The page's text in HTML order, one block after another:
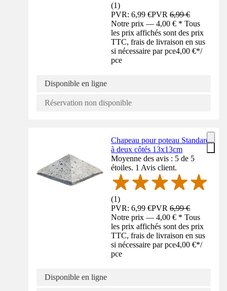
(1)
PVR: 6,99 €PVR6,99 €
Notre prix — 4,00 € * Tous
les prix affichés sont des prix
TTC, frais de livraison en sus
si nécessaire par pce4,00 €*/
pce
Disponible en ligne
Réservation non disponible
Chapeau pour poteau Standard
à deux côtés 13x13cm
Moyenne des avis : 5 de 5
étoiles. 1 Avis client.
(1)
PVR: 6,99 €PVR6,99 €
Notre prix — 4,00 € * Tous
les prix affichés sont des prix
TTC, frais de livraison en sus
si nécessaire par pce4,00 €*/
pce
Disponible en ligne